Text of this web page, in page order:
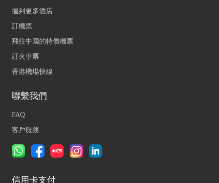
搵到更多酒店
訂機票
飛往中國的特價機票
訂火車票
香港機場快線
聯繫我們
FAQ
客戶服務
信用卡支付